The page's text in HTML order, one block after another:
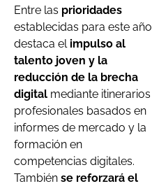
Entre las prioridades
establecidas para este año
destaca el impulso al
talento joven y la
reducción de la brecha
digital mediante itinerarios
profesionales basados en
informes de mercado y la
formación en
competencias digitales.
También se reforzará el